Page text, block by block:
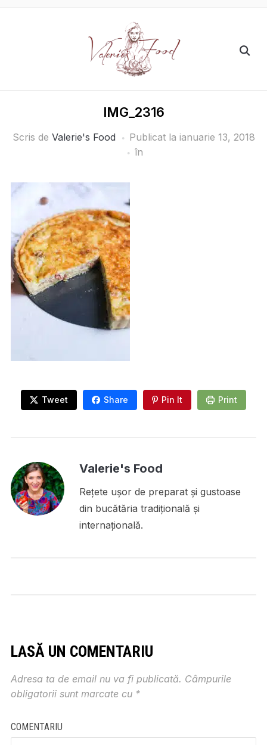
IMG_2316
Scris de Valerie's Food Publicat la ianuarie 13, 2018
în
Tweet Share Pin It Print
Valerie's Food
Rețete ușor de preparat și gustoase
din bucătăria tradițională și
internațională.
LASĂ UN COMENTARIU
Adresa ta de email nu va fi publicată. Câmpurile
obligatorii sunt marcate cu *
COMENTARIU